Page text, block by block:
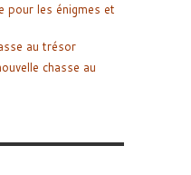
pour les énigmes et
au trésor
chasse au